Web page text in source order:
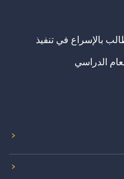
بالإسراع في تنفيذ
الدراسي